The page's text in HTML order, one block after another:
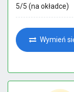
5/5 (na okładce)
Wymień